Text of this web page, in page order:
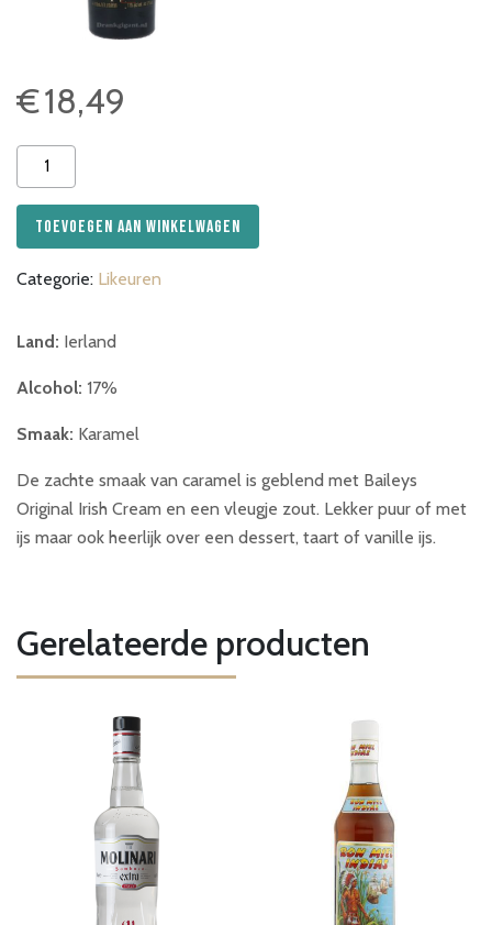
€18,49
Baileys
Salted
Caramel
aantal
Toevoegen aan winkelwagen
Categorie: Likeuren
Land: Ierland
Alcohol: 17%
Smaak: Karamel
De zachte smaak van caramel is geblend met Baileys
Original Irish Cream en een vleugje zout. Lekker puur of met
ijs maar ook heerlijk over een dessert, taart of vanille ijs.
Gerelateerde producten